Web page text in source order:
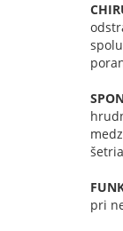
pri